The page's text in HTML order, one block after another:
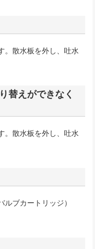
。散水板を外し、吐水
替えができなく
。散水板を外し、吐水
ブカートリッジ）